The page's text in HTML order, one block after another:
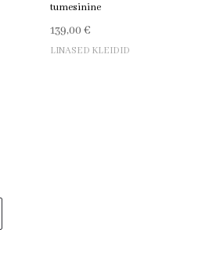
tumesinine
139,00€
LINASED KLEIDID